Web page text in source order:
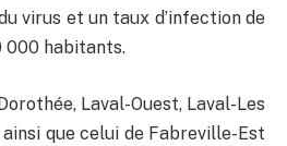
virus et un taux d’infection de
000 habitants.
Laval-Ouest, Laval-Les
que celui de Fabreville-Est